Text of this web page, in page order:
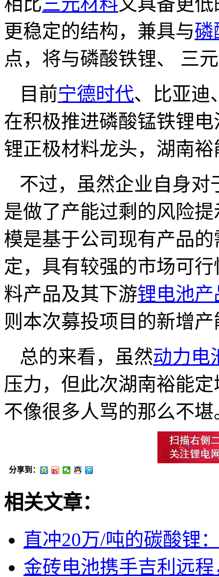
更稳定的结构，兼具与磷
点，将与磷酸铁锂、 三
目前宁德时代、比亚迪
在积极推进磷酸锰铁锂
锂正极材料龙头，湖南
不过，虽然企业自身
是做了产能过剩的风险
模是基于公司现有产品
定，具有较强的市场可
料产品及其下游锂电池产
则本次募投项目的新增
总的来看，虽然动力电
压力，但此次湖南裕能
不像很多人骂的那么不堪
分享到：
相关文章：
直冲20万/吨的碳酸锂
金砖电池携手吉利远